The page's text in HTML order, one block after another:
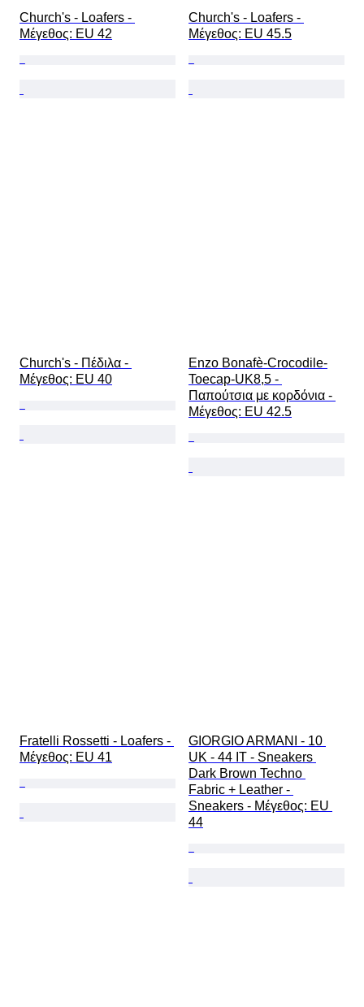
Church's - Loafers -
Mέγεθος: EU 42
Church's - Loafers -
Mέγεθος: EU 45.5
Church's - Πέδιλα -
Mέγεθος: EU 40
Enzo Bonafè-Crocodile-
Toecap-UK8,5 -
Παπούτσια με κορδόνια -
Mέγεθος: EU 42.5
Fratelli Rossetti - Loafers -
Mέγεθος: EU 41
GIORGIO ARMANI - 10
UK - 44 IT - Sneakers
Dark Brown Techno
Fabric + Leather -
Sneakers - Mέγεθος: EU
44